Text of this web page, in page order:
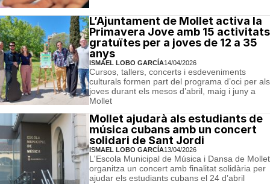
L’Ajuntament de Mollet activa la
Primavera Jove amb 15 activitats
gratuïtes per a joves de 12 a 35
anys
ISMAEL LOBO GARCÍA14/04/2026
Cursos, tallers, concerts i esdeveniments
culturals formen part del programa d’oci per als
joves durant els mesos d’abril, maig i juny a
Mollet
Mollet ajudarà als estudiants de
música cubans amb un concert
solidari de Sant Jordi
ISMAEL LOBO GARCÍA13/04/2026
L'Escola Municipal de Música i Dansa de Mollet
organitza un concert amb finalitat solidària per
ajudar els estudiants cubans el 24 d’abril